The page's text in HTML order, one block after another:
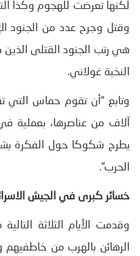
لكنها تعرضت للهجوم وكذا
وقتل وجرح عدد من الجنود
هي رتب الجنود القتلى الذين
النخبة غولاني.
وتابع “أن تقوم حماس التي
آلاف من عناصرها، بعملية
يطرح شكوكا حول الفكرة
الحرب”.
خسائر كبرى في الجيش
وقدمت الأيام الثلاثة
الرهائن بالهرب من خاطفيهم